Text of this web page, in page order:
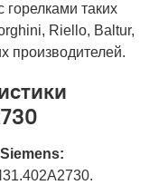
горелками таких
Riello, Baltur,
производителей.